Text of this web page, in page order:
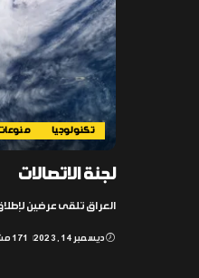
تكنولوجيا
لجنة الاتصالات
العراق تلقى عرضين
ديسمبر 14, 2023 171 مشاهدة